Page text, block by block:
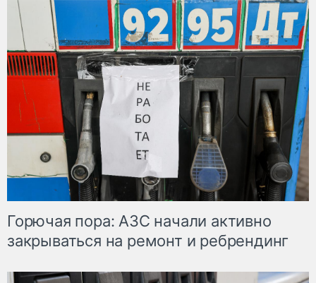
Горючая пора: АЗС начали активно
закрываться на ремонт и ребрендинг